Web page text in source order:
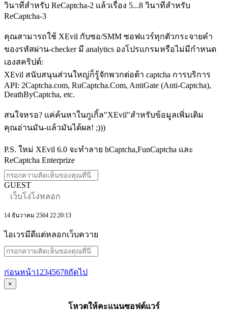
วินาทีสำหรับ ReCaptcha-2 แล้วเรื่อง 5...8 วินาทีสำหรับ
ReCaptcha-3
คุณสามารถใช้ XEvil กับซอ/SMM ซอฟแวร์ทุกตัวกระจายคำ
ของรหัสผ่าน-checker มี analytics องโปรแกรมหรือไม่มีกำหนด
เองสคริปต์:
XEvil สนับสนุนส่วนใหญ่ก็รู้จักพวกต่อต้า captcha การบริการ
API: 2Captcha.com, RuCaptcha.Com, AntiGate (Anti-Captcha),
DeathByCaptcha, etc.
สนใจหรอ? แค่ค้นหาในกูเกิ้ล"XEvil"สำหรับข้อมูลเพิ่มเติม
คุณอ่านมัน-แล้วมันได้ผล! ;)))
P.S. ใหม่ XEvil 6.0 จะทำลาย hCaptcha,FunCaptcha และ
ReCaptcha Enterprize
GUEST
เว็บโง่โง่หลอก
14 ธันวาคม 2564 22:20:13
ไอเวรมีดีแต่หลอกเว็บควาย
ก่อนหน้า1 2345678ถัดไป
×
โหวตให้คะแนนซอฟต์แวร์